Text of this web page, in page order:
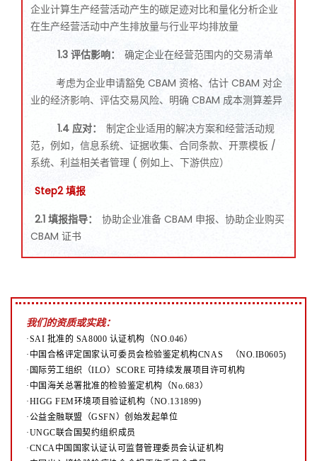
企业计算生产经营活动产生的碳足迹对比和量化分析企业
在生产经营活动中产生排放量与行业平均排放量
1.3 评估影响：
确定企业在经营范围内的交易清单
考虑为企业申请豁免 CBAM 资格、估计 CBAM 对企
业的经济影响、评估交易风险、明确 CBAM 成本测算差异
1.4 应对：
制定企业适用的解决方案和经营活动规
范，例如，信息系统、证据收集、合同条款、开票模板 /
系统、利益相关者管理 ( 例如上、下游供应）
Step2 填报
2.1 填报指导：
协助企业准备 CBAM 申报、协助企业购买
CBAM 证书
我们的资质或实践：
·SAI 批准的 SA8000 认证机构（NO.046）
·中国合格评定国家认可委员会检验鉴定机构CNAS （NO.IB0605)
·国际劳工组织（ILO）SCORE 可持续发展项目许可机构
·中国海关总署批准的检验鉴定机构（No.683）
·HIGG FEM环境项目验证机构（NO.131899)
·公益金融联盟（GSFN）创始发起单位
·UNGC联合国契约组织成员
·CNCA中国国家认证认可监督管理委员会认证机构